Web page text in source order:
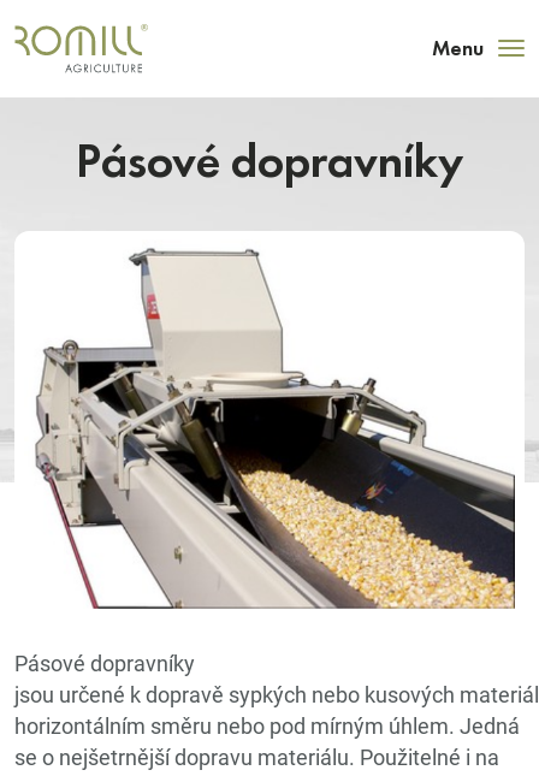
Menu
Pásové dopravníky
Pásové dopravníky
jsou určené k dopravě sypkých nebo kusových
horizontálním směru nebo pod mírným úhlem. Jedná
se o nejšetrnější dopravu materiálu. Použitelné i na